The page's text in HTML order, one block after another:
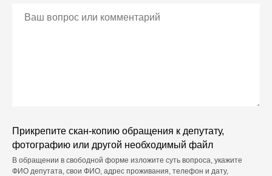
Прикрепите скан-копию обращения к депутату,
фотографию или другой необходимый файл
В обращении в свободной форме изложите суть вопроса, укажите
ФИО депутата, свои ФИО, адрес проживания, телефон и дату,